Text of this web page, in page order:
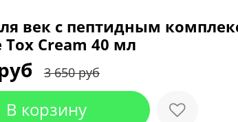
век с пептидным
Tox Cream 40 мл
3 650 руб
В корзину